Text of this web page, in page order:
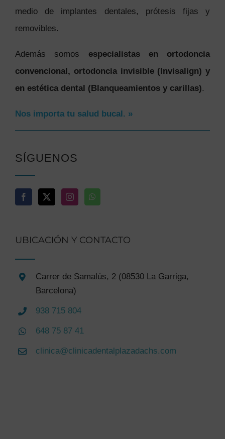
medio de implantes dentales, prótesis fijas y
removibles.
Además somos especialistas en ortodoncia
convencional, ortodoncia invisible (Invisalign) y
en estética dental (Blanqueamientos y carillas).
Nos importa tu salud bucal. »
SÍGUENOS
UBICACIÓN Y CONTACTO
Carrer de Samalús, 2 (08530 La Garriga,
Barcelona)
938 715 804
648 75 87 41
clinica@clinicadentalplazadachs.com